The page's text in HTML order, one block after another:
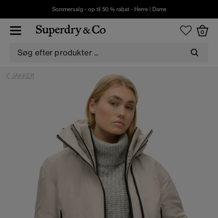
Sommersalg - op til 50 % rabat - Herre| Dame
0
JAKKER